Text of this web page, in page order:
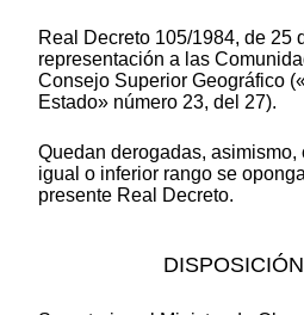
Real Decreto 105/1984, de 25
representación a las
Consejo Superior Geográfico
Estado» número 23, del 27).
Quedan derogadas,
igual o inferior rango se
presente Real Decreto.